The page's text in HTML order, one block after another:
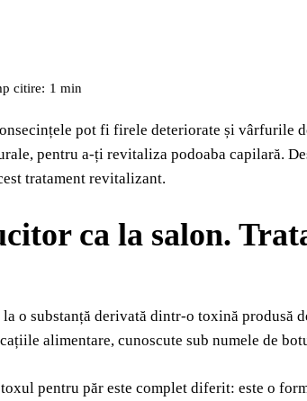
citire: 1 min
pot fi firele deteriorate și vârfurile
pentru a-ți revitaliza podoaba capilară.
tratament revitalizant.
ca la salon.
o substanță derivată dintr-o toxină produsă
alimentare, cunoscute sub numele de
pentru păr este complet diferit: este o